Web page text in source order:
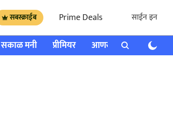
सबस्क्राईब Prime Deals साईन इन
सकाळ मनी प्रीमियर आणखी राशी भविष्य